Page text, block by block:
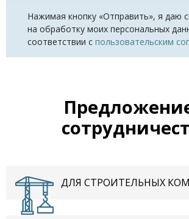
Нажимая кнопку «Отправить», я даю
на обработку моих персональных
соответствии с пользовательским
ДЛЯ СТРОИТЕЛЬНЫХ